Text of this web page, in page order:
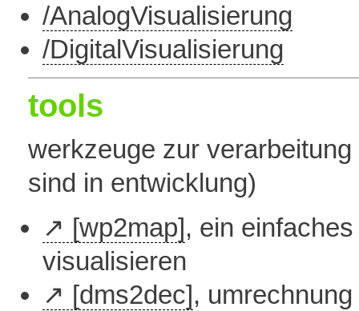
/AnalogVisualisierung
/DigitalVisualisierung
tools
werkzeuge zur
sind in entwicklung)
[wp2map], ein
visualisieren
[dms2dec],